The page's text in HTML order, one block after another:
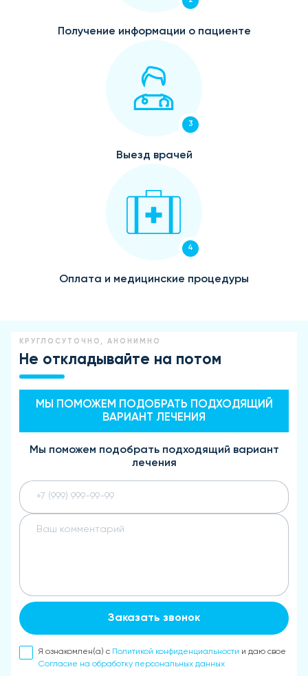
Получение информации о пациенте
3
Выезд врачей
4
Оплата и медицинские процедуры
КРУГЛОСУТОЧНО, АНОНИМНО
Не откладывайте на потом
МЫ ПОМОЖЕМ ПОДОБРАТЬ ПОДХОДЯЩИЙ
ВАРИАНТ ЛЕЧЕНИЯ
Мы поможем подобрать подходящий вариант
лечения
Заказать звонок
Я ознакомлен(а) с Политикой конфиденциальности и даю свое
Согласие на обработку персональных данных